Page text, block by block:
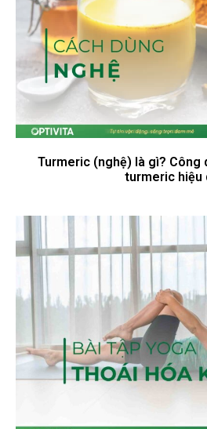
Turmeric (nghệ) là gì? Công
turmeric hiệu